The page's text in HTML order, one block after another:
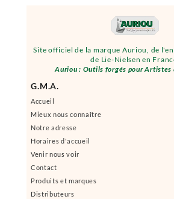
Site officiel de la marque Auriou, de
de Lie-Nielsen en
Auriou : Outils forgés pour Artistes
G.M.A.
Accueil
Mieux nous connaître
Notre adresse
Horaires d'accueil
Venir nous voir
Contact
Produits et marques
Distributeurs